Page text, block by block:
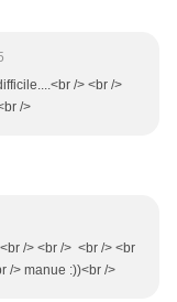
/> <br />
/>
/> <br /> <br /> <br
/> manue :))<br />